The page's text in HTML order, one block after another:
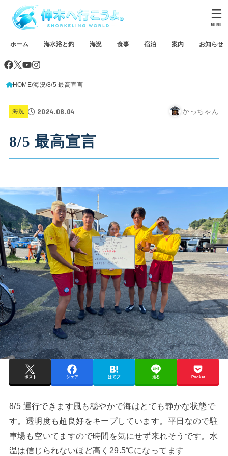
ホーム 海水浴と釣 海況 食事 宿泊 案内 お知らせ
MENU
HOME 海況 8/5 最高宣言
海況 2024.08.04 かっちゃん
8/5 最高宣言
ポスト シェア はてブ 送る Pocket
8/5 運行できます風も穏やかで海はとても静かな状態で
す。透明度も超良好をキープしています。平日なので駐
車場も空いてますので時間を気にせず来れそうです。水
温は信じられないほど高く29.5℃になってます